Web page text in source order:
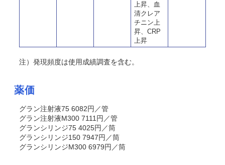
上昇、血
清クレア
チニン上
昇、CRP
上昇
注）発現頻度は使用成績調査を含む。
薬価
グラン注射液75 6082円／管
グラン注射液M300 7111円／管
グランシリンジ75 4025円／筒
グランシリンジ150 7947円／筒
グランシリンジM300 6979円／筒